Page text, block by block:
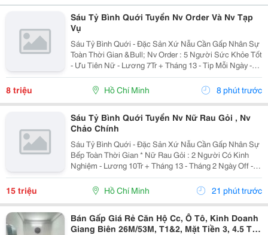
Sáu Tỷ Bình Quới Tuyển Nv Order Và Nv Tạp
Vụ
Sáu Tỷ Bình Quới - Đặc Sản Xứ Nẫu Cần Gấp Nhân Sự
Toàn Thời Gian &Bull; Nv Order : 5 Người Sức Khỏe Tốt
- Ưu Tiên Nữ - Lương 7Tr + Tháng 13 - Tip Mỗi Ngày -
Có Ca Suốt Hoặc Ca Gãy - Tháng 2 Ngày Off - Lễ X 2 -
Được Nghỉ Tết Nđ ...
8 triệu Hồ Chí Minh 8 phút trước
Sáu Tỷ Bình Quới Tuyển Nv Nữ Rau Gỏi , Nv
Chảo Chính
Sáu Tỷ Bình Quới - Đặc Sản Xứ Nẫu Cần Gấp Nhân Sự
Bếp Toàn Thời Gian * Nữ Rau Gỏi : 2 Người Có Kinh
Nghiệm - Lương 10Tr + Tháng 13 - Tháng 2 Ngày Off -
Lễ X 2 - Được Nghỉ Tết Nđ * Chảo Chính : 2 Người Có
Kinh Nghiệm + Sức Khỏe Tốt...
15 triệu Hồ Chí Minh 21 phút trước
Bán Gấp Giá Rẻ Căn Hộ Cc, Ô Tô, Kinh Doanh
Giang Biên 26M/53M, T1&2, Mặt Tiền 3, 4.5 Tỷ